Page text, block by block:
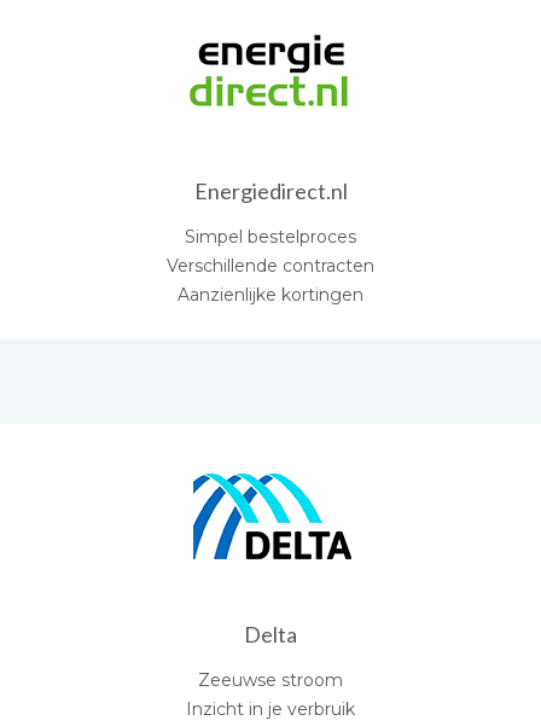
Energiedirect.nl
Simpel bestelproces
Verschillende contracten
Aanzienlijke kortingen
Delta
Zeeuwse stroom
Inzicht in je verbruik